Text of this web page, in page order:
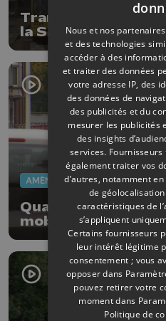
Tram : la voie des
la Sauvenière
AMÉNAGEMENT DU TERRITOIRE
Quai des
mobilité a
Nous et nos
et des technologies
accéder à des
et traiter des données
votre adresse IP, des
des données de
des publicités et du
mesurer les publicités
des insights
services.
également traiter vos
d’autres, notamment
de
caractéristiques de
s’appliquent
Certains fournisseurs
leur intérêt légitime
consentement ; vous
opposer dans
pouvez retirer votre
moment dans
Politique de